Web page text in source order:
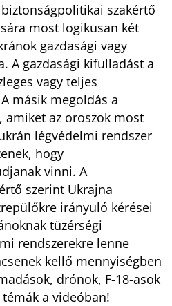
szakértő
most logikusan két
gazdasági vagy
A gazdasági kifulladást a
vagy teljes
másik megoldás a
amiket az oroszok most
légvédelmi rendszer
hogy
vinni. A
szerint Ukrajna
irányuló kérései
tüzérségi
rendszerekre lenne
kellő mennyiségben
drónok, F-18-asok
a videóban!